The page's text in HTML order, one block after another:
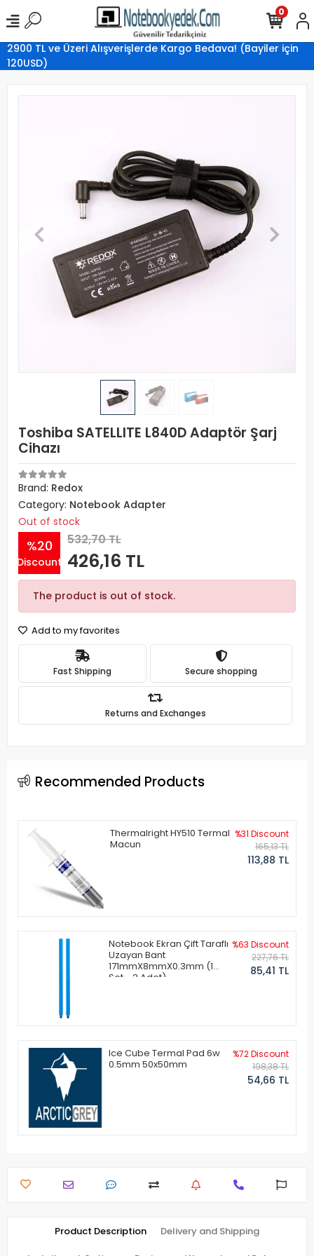
2900 TL ve Üzeri Alışverişlerde Kargo Bedava! (Bayiler için
120USD)
0
Toshiba SATELLITE L840D Adaptör Şarj
Cihazı
Brand: Redox
Category: Notebook Adapter
Out of stock
%20
Discount
532,70 TL
426,16 TL
The product is out of stock.
Add to my favorites
Fast Shipping Secure shopping
Returns and Exchanges
Recommended Products
Thermalright HY510 Termal
Macun
%31 Discount
165,13 TL
113,88 TL
Notebook Ekran Çift Taraflı
Uzayan Bant
171mmX8mmX0.3mm (1
Set - 2 Adet)
%63 Discount
227,76 TL
85,41 TL
Ice Cube Termal Pad 6w
0.5mm 50x50mm
%72 Discount
198,38 TL
54,66 TL
Product Description Delivery and Shipping